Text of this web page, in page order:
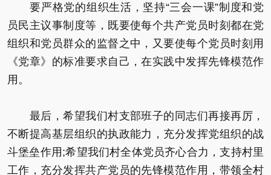
要严格党的组织生活，坚持“三会一课”制度和党
员民主议事制度等，既要使每个共产党员时刻都在党
组织和党员群众的监督之中，又要使每个党员时刻用
《党章》的标准要求自己，在实践中发挥先锋模范作
用。
最后，希望我们村支部班子的同志们再接再厉，
不断提高基层组织的执政能力，充分发挥党组织的战
斗堡垒作用;希望我们村全体党员齐心合力，支持村里
工作，充分发挥共产党员的先锋模范作用，带领全村